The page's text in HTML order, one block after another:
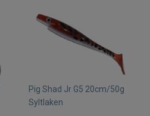
Pig Shad Jr G5 20cm/50g
Syltlaken